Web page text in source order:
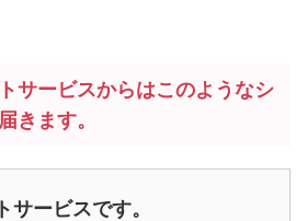
サービスからはこのようなシ
きます。
サービスです。